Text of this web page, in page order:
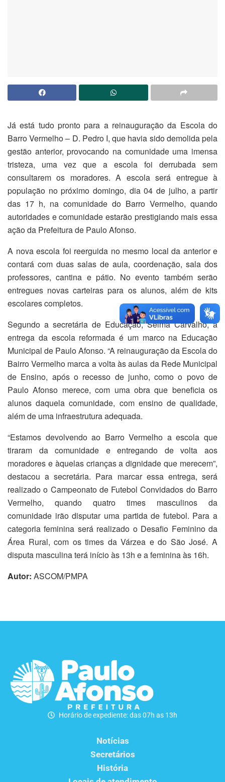
Já está tudo pronto para a reinauguração da Escola do
Barro Vermelho – D. Pedro I, que havia sido demolida pela
gestão anterior, provocando na comunidade uma imensa
tristeza, uma vez que a escola foi derrubada sem
consultarem os moradores. A escola será entregue à
população no próximo domingo, dia 04 de julho, a partir
das 17 h, na comunidade do Barro Vermelho, quando
autoridades e comunidade estarão prestigiando mais essa
ação da Prefeitura de Paulo Afonso.
A nova escola foi reerguida no mesmo local da anterior e
contará com duas salas de aula, coordenação, sala dos
professores, cantina e pátio. No evento também serão
entregues novas carteiras para os alunos, além de kits
escolares completos.
Segundo a secretária de Educação, Selma Carvalho, a
entrega da escola reformada é um marco na Educação
Municipal de Paulo Afonso. “A reinauguração da Escola do
Bairro Vermelho marca a volta às aulas da Rede Municipal
de Ensino, após o recesso de junho, como o povo de
Paulo Afonso merece, com uma obra que beneficia os
alunos daquela comunidade, com ensino de qualidade,
além de uma infraestrutura adequada.
“Estamos devolvendo ao Barro Vermelho a escola que
tiraram da comunidade e entregando de volta aos
moradores e àquelas crianças a dignidade que merecem”,
destacou a secretária. Para marcar essa entrega, será
realizado o Campeonato de Futebol Convidados do Barro
Vermelho, quando quatro times masculinos da
comunidade irão disputar uma partida de futebol. Para a
categoria feminina será realizado o Desafio Feminino da
Área Rural, com os times da Várzea e do São José. A
disputa masculina terá início às 13h e a feminina às 16h.
Autor: ASCOM/PMPA
Horário de expediente: das 07h as 13h
Notícias
Secretários
História